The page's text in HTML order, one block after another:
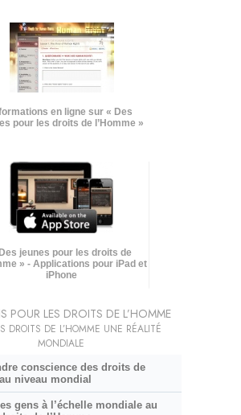
en ligne sur « Des
pour les droits de l’Homme »
jeunes pour les droits de
» - Applications pour iPad et
iPhone
POUR LES DROITS DE L’HOMME
DROITS DE L’HOMME UNE RÉALITÉ
MONDIALE
conscience des droits de
au niveau mondial
gens à l’échelle mondiale au